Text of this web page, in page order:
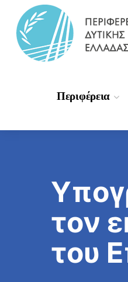
Περιφέρεια
τον
του